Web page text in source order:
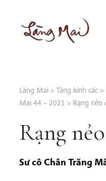
content
Làng Mai > Tàng kinh các >
Mai 44 – 2021 > Rạng nẻo
Rạng
Sư cô Chân Trăng